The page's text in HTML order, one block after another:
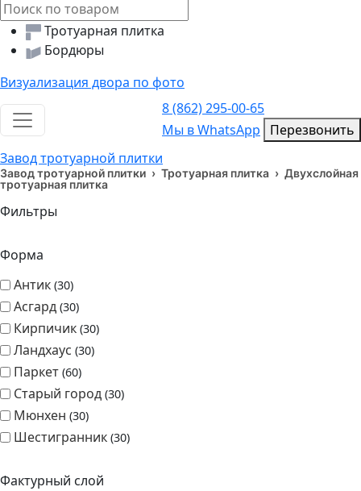
Тротуарная плитка
Бордюры
Визуализация двора по фото
Toggle navigation
8 (862) 295-00-65
Мы в WhatsApp
Мы в WhatsApp
Перезвонить
Завод тротуарной плитки
Завод тротуарной плитки › Тротуарная плитка › Двухслойная
тротуарная плитка
Фильтры
Форма
Антик 30
Асгард 30
Кирпичик 30
Ландхаус 30
Паркет 60
Старый город 30
Мюнхен 30
Шестигранник 30
Фактурный слой